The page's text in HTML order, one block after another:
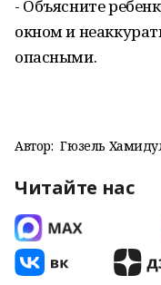
- Объясните
окном и
опасными.
Автор: Гюзель
Читайте нас